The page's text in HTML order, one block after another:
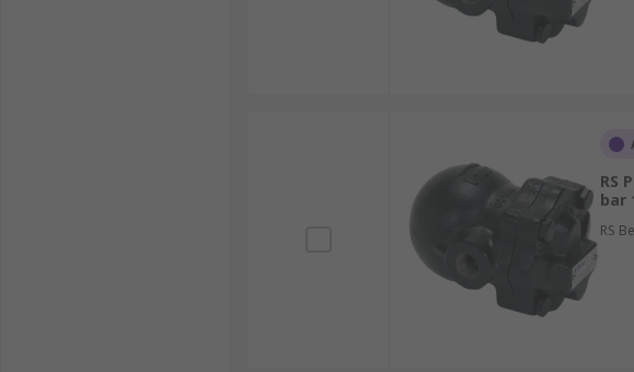
RS
bar
RS